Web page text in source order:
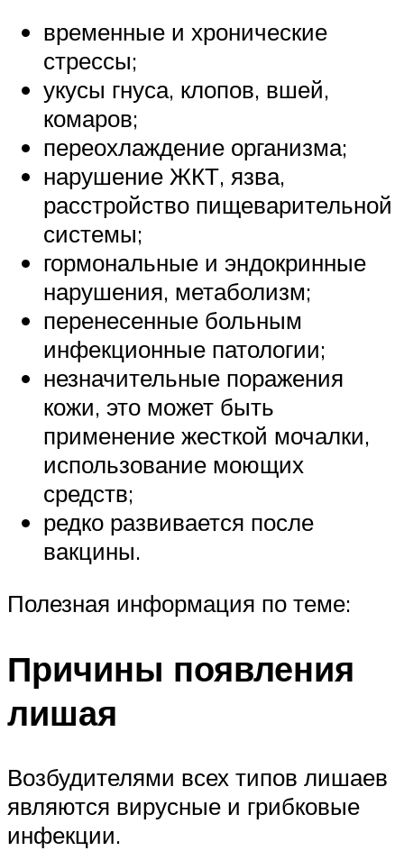
временные и хронические
стрессы;
укусы гнуса, клопов, вшей,
комаров;
переохлаждение организма;
нарушение ЖКТ, язва,
расстройство пищеварительной
системы;
гормональные и эндокринные
нарушения, метаболизм;
перенесенные больным
инфекционные патологии;
незначительные поражения
кожи, это может быть
применение жесткой мочалки,
использование моющих
средств;
редко развивается после
вакцины.
Полезная информация по теме:
Причины появления
лишая
Возбудителями всех типов лишаев
являются вирусные и грибковые
инфекции.